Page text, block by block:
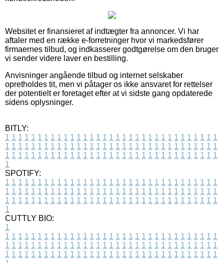
Websitet er finansieret af indtægter fra annoncer. Vi har
aftaler med en række e-forretninger hvor vi markedsfører
firmaernes tilbud, og indkasserer godtgørelse om den bruger
vi sender videre laver en bestilling.
Anvisninger angående tilbud og internet selskaber
opretholdes tit, men vi påtager os ikke ansvaret for rettelser
der potentielt er foretaget efter at vi sidste gang opdaterede
sidens oplysninger.
BITLY:
1 1 1 1 1 1 1 1 1 1 1 1 1 1 1 1 1 1 1 1 1 1 1 1 1 1 1 1 1 1 1 1 1
1 1 1 1 1 1 1 1 1 1 1 1 1 1 1 1 1 1 1 1 1 1 1 1 1 1 1 1 1 1 1 1 1
1 1 1 1 1 1 1 1 1 1 1 1 1 1 1 1 1 1 1 1 1 1 1 1 1 1 1 1 1 1 1 1 1
1
SPOTIFY:
1 1 1 1 1 1 1 1 1 1 1 1 1 1 1 1 1 1 1 1 1 1 1 1 1 1 1 1 1 1 1 1 1
1 1 1 1 1 1 1 1 1 1 1 1 1 1 1 1 1 1 1 1 1 1 1 1 1 1 1 1 1 1 1 1 1
1 1 1 1 1 1 1 1 1 1 1 1 1 1 1 1 1 1 1 1 1 1 1 1 1 1 1 1 1 1 1 1 1
1
CUTTLY BIO:
1
1 1 1 1 1 1 1 1 1 1 1 1 1 1 1 1 1 1 1 1 1 1 1 1 1 1 1 1 1 1 1 1 1
1 1 1 1 1 1 1 1 1 1 1 1 1 1 1 1 1 1 1 1 1 1 1 1 1 1 1 1 1 1 1 1 1
1 1 1 1 1 1 1 1 1 1 1 1 1 1 1 1 1 1 1 1 1 1 1 1 1 1 1 1 1 1 1 1 1